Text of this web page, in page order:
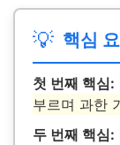
💡 핵심
첫 번째 핵심:
부르며 과한
두 번째 핵심: